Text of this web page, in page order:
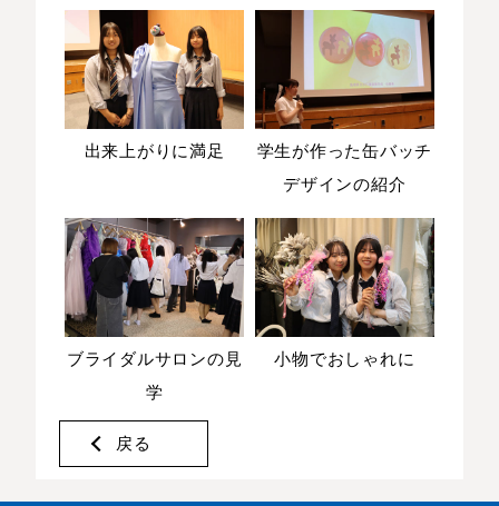
出来上がりに満足
学生が作った缶バッチ
デザインの紹介
ブライダルサロンの見
学
小物でおしゃれに
戻る